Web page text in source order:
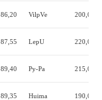
86,20 VilpVe 200,0
87,55 LepU 220,0
89,40 Py-Pa 215,0
89,35 Huima 190,0